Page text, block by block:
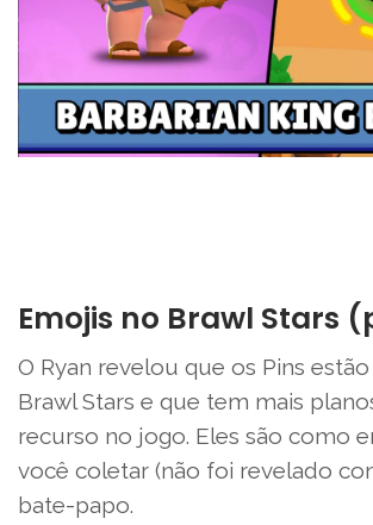
Emojis no Brawl Stars
O Ryan revelou que os Pins
Brawl Stars e que tem mais
recurso no jogo. Eles são como
você coletar (não foi revelado
bate-papo.